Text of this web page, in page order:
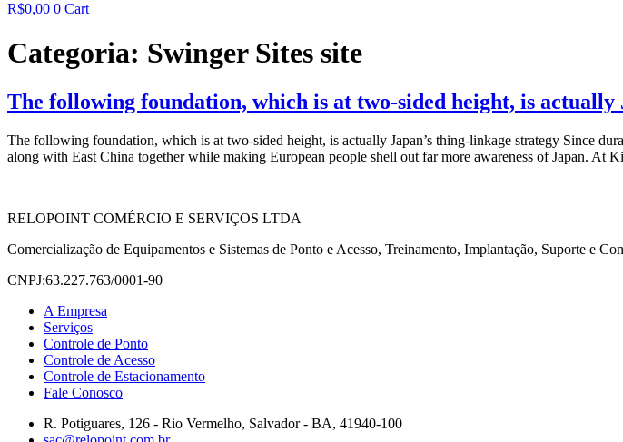
R$0,00 0 Cart
Categoria: Swinger Sites site
The following foundation, which is at two-sided height, is actually
The following foundation, which is at two-sided height, is actually Japan’s thing-linkage strategy Since
along with East China together while making European people shell out far more awareness of Japan.
RELOPOINT COMÉRCIO E SERVIÇOS LTDA
Comercialização de Equipamentos e Sistemas de Ponto e Acesso, Treinamento, Implantação, Suporte e
CNPJ:63.227.763/0001-90
A Empresa
Serviços
Controle de Ponto
Controle de Acesso
Controle de Estacionamento
Fale Conosco
R. Potiguares, 126 - Rio Vermelho, Salvador - BA, 41940-100